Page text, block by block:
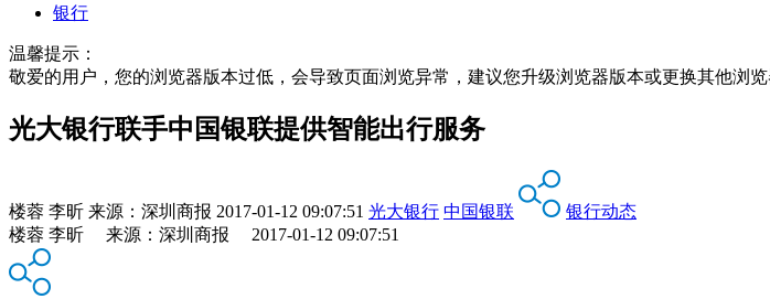
银行
温馨提示：
敬爱的用户，您的浏览器版本过低，会导致页面浏览异常，建议您升级浏览器版本或更换其他浏览
光大银行联手中国银联提供智能出行服务
楼蓉 李昕 来源： 深圳商报 2017-01-12 09:07:51 光大银行 中国银联
银行动态
楼蓉 李昕 来源：深圳商报 2017-01-12 09:07:51